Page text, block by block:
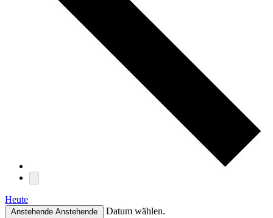
Heute
Anstehende Anstehende Datum wählen.